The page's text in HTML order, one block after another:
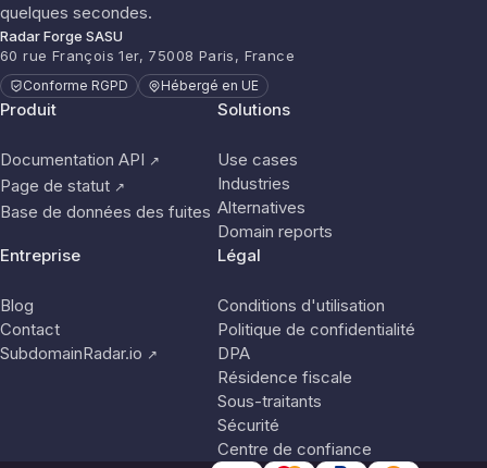
quelques secondes.
Radar Forge SASU
60 rue François 1er, 75008 Paris, France
Conforme RGPD Hébergé en UE
Produit
Documentation API ↗
Page de statut ↗
Base de données des fuites
Solutions
Use cases
Industries
Alternatives
Domain reports
Entreprise
Blog
Contact
SubdomainRadar.io ↗
Légal
Conditions d'utilisation
Politique de confidentialité
DPA
Résidence fiscale
Sous-traitants
Sécurité
Centre de confiance